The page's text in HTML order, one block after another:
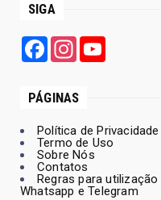
SIGA
FacebookInstagram
PÁGINAS
Política de Privacidade
Termo de Uso
Sobre Nós
Contatos
Regras para
Whatsapp e Telegram